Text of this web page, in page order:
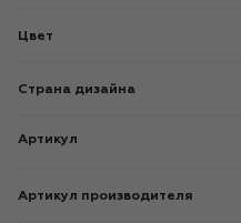
Цвет
Страна дизайна
Артикул
Артикул производителя